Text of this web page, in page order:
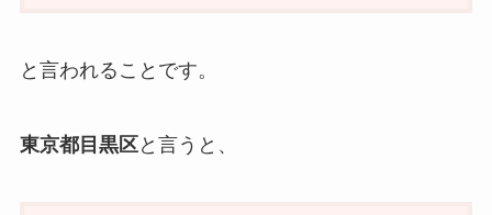
と言われることです。
東京都目黒区と言うと、